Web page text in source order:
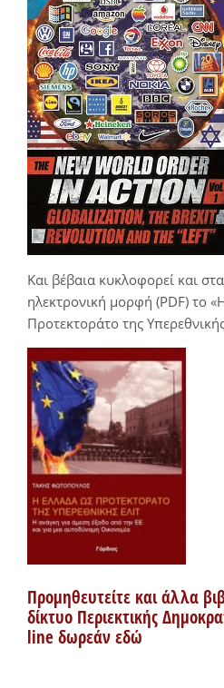
Και βέβαια κυκλοφορεί και
ηλεκτρονική μορφή (PDF) το
Προτεκτοράτο της
Προμηθευτείτε και άλλα
δίκτυο Περιεκτικής
line δωρεάν εδώ